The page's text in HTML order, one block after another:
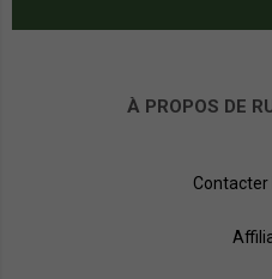
À PROPOS DE
Contacter